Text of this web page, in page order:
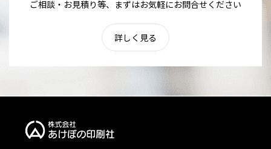
ご相談・お見積り等、まずはお気軽にお問合せください
詳しく見る